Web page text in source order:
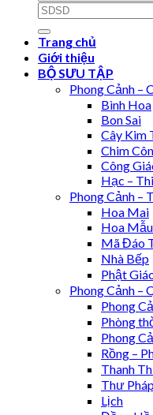
Search
for:
Trang chủ
Giới thiệu
BỘ SƯU TẬP
Phong Cảnh –
Bình Hoa
Bon Sai
Cây Kim
Chim
Công
Hạc –
Phong Cảnh –
Hoa Mai
Hoa
Mã Đáo
Nhà Bếp
Phật
Phong Cảnh –
Phong
Phòng
Phong
Rồng –
Thanh
Thư
Lịch